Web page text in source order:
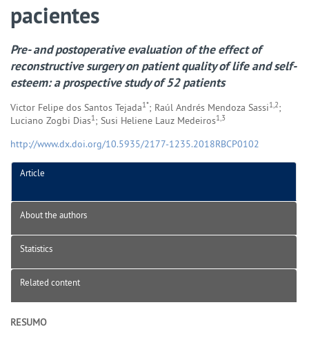
pacientes
Pre- and postoperative evaluation of the effect of
reconstructive surgery on patient quality of life and self-
esteem: a prospective study of 52 patients
Victor Felipe dos Santos Tejada1*; Raúl Andrés Mendoza Sassi1,2;
Luciano Zogbi Dias1; Susi Heliene Lauz Medeiros1,3
http://www.dx.doi.org/10.5935/2177-1235.2018RBCP0102
Article
About the authors
Statistics
Related content
RESUMO